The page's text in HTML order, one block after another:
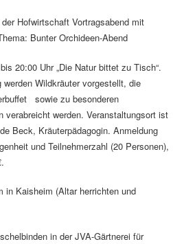
Hofwirtschaft Vortragsabend mit
Bunter Orchideen-Abend
20:00 Uhr „Die Natur bittet zu Tisch“.
werden Wildkräuter vorgestellt, die
sowie zu besonderen
verabreicht werden. Veranstaltungsort ist
Beck, Kräuterpädagogin. Anmeldung
und Teilnehmerzahl (20 Personen),
Kaisheim (Altar herrichten und
in der JVA-Gärtnerei für